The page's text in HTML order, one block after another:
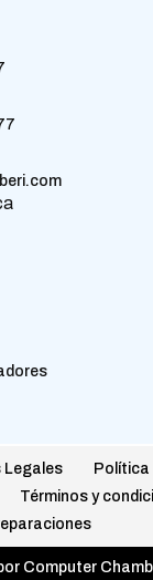
Legales
Política
Términos y
Computer